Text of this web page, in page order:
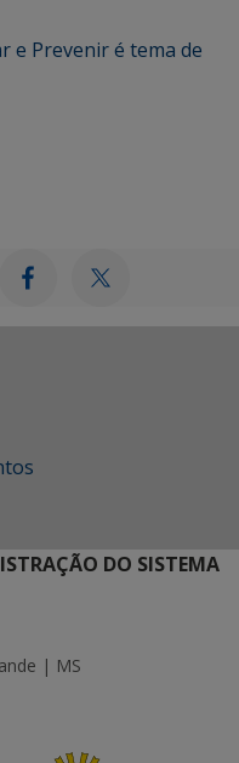
e Prevenir é tema de
DO SISTEMA
| MS